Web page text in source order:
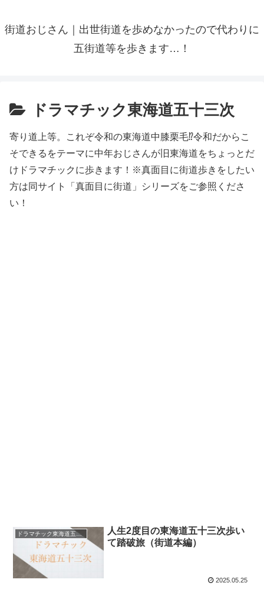
街道おじさん｜出世街道を歩めなかったので代わりに
五街道等を歩きます…！
ドラマチック東海道五十三次
寄り道上等。これぞ令和の東海道中膝栗毛⁉︎令和だからこ
そできるをテーマに中年おじさんが旧東海道をちょっとだ
けドラマチックに歩きます！※真面目に街道歩きをしたい
方は同サイト「真面目に街道」シリーズをご参照くださ
い！
ドラマチック東海道五十三次
人生2度目の東海道五十三次歩い
て踏破旅（街道本編）
2025.05.25